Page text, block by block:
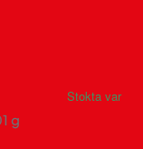
Stokta var
g